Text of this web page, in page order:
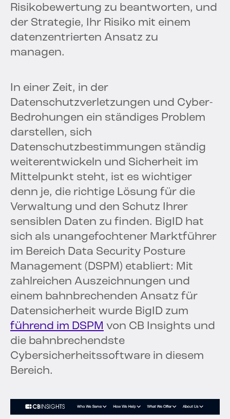
Risikobewertung zu beantworten, und
der Strategie, Ihr Risiko mit einem
datenzentrierten Ansatz zu
managen.
In einer Zeit, in der
Datenschutzverletzungen und Cyber-
Bedrohungen ein ständiges Problem
darstellen, sich
Datenschutzbestimmungen ständig
weiterentwickeln und Sicherheit im
Mittelpunkt steht, ist es wichtiger
denn je, die richtige Lösung für die
Verwaltung und den Schutz Ihrer
sensiblen Daten zu finden. BigID hat
sich als unangefochtener Marktführer
im Bereich Data Security Posture
Management (DSPM) etabliert: Mit
zahlreichen Auszeichnungen und
einem bahnbrechenden Ansatz für
Datensicherheit wurde BigID zum
führend im DSPM von CB Insights und
die bahnbrechendste
Cybersicherheitssoftware in diesem
Bereich.